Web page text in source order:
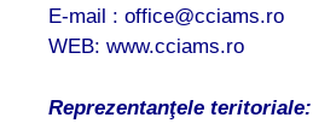
E-mail : office@cciams.ro
WEB: www.cciams.ro
Reprezentanţele teritoriale: